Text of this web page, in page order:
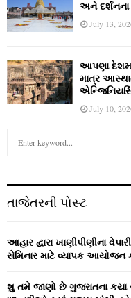
અને દર્શનના
July 13,
આપણા દેશમાં
માત્ર
July 10,
h
o
r
તાજેતરની પોસ્ટ
આહાર દ્વારા ખાણીપીણીના
સેમિનાર માટે વ્યાપક આયોજન
શુ તમે જાણો છે ગુજરાતના